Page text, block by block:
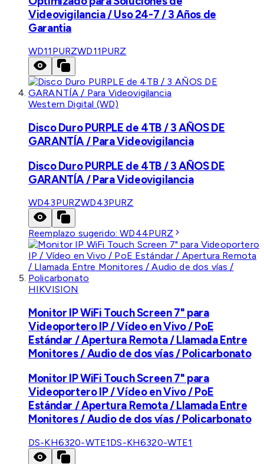
Videovigilancia / Uso 24-7 / 3 Años de
Garantia
WD11PURZWD11PURZ
Western Digital (WD)
Disco Duro PURPLE de 4TB / 3 AÑOS DE
GARANTÍA / Para Videovigilancia
Disco Duro PURPLE de 4TB / 3 AÑOS DE
GARANTÍA / Para Videovigilancia
WD43PURZWD43PURZ
Reemplazo sugerido:WD44PURZ
HIKVISION
Monitor IP WiFi Touch Screen 7" para
Videoportero IP / Vídeo en Vivo / PoE
Estándar / Apertura Remota / Llamada Entre
Monitores / Audio de dos vías / Policarbonato
Monitor IP WiFi Touch Screen 7" para
Videoportero IP / Vídeo en Vivo / PoE
Estándar / Apertura Remota / Llamada Entre
Monitores / Audio de dos vías / Policarbonato
DS-KH6320-WTE1DS-KH6320-WTE1